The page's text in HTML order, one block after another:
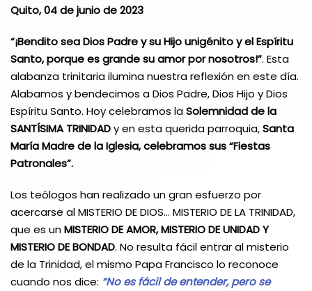
Quito, 04 de junio de 2023
“¡Bendito sea Dios Padre y su Hijo unigénito y el Espíritu
Santo, porque es grande su amor por nosotros!”. Esta
alabanza trinitaria ilumina nuestra reflexión en este día.
Alabamos y bendecimos a Dios Padre, Dios Hijo y Dios
Espíritu Santo. Hoy celebramos laSolemnidad de la
SANTÍSIMA TRINIDADy en esta querida parroquia,Santa
María Madre de la Iglesia, celebramos sus “Fiestas
Patronales”.
Los teólogos han realizado un gran esfuerzo por
acercarse al MISTERIO DE DIOS… MISTERIO DE LA TRINIDAD,
que es unMISTERIO DE AMOR, MISTERIO DE UNIDAD Y
MISTERIO DE BONDAD. No resulta fácil entrar al misterio
de la Trinidad, el mismo Papa Francisco lo reconoce
cuando nos dice: “No es fácil de entender, pero se